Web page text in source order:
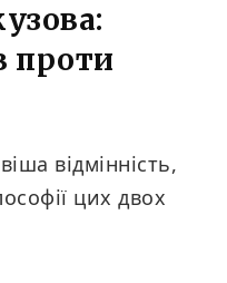
проти
відмінність,
цих двох